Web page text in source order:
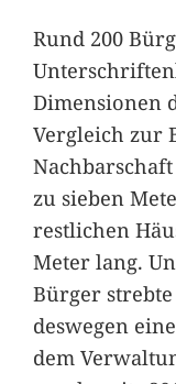
Rund 200
Dimensionen
Vergleich zur
zu sieben
restlichen
Meter lang.
Bürger
deswegen
dem